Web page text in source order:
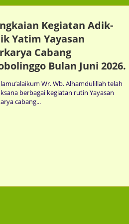
Kegiatan Adik-
Yatim Yayasan
Cabang
Bulan Juni 2026.
Wr. Wb. Alhamdulillah telah
berbagai kegiatan rutin Yayasan
cabang...